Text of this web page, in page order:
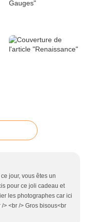
jour, vous êtes un
pour ce joli cadeau et
les photographes car ici
> <br /> Gros bisous<br